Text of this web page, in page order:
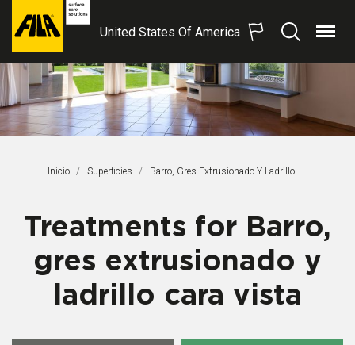
FILA
Solutions
S.p.A.
SB
United States Of America
BuscarMenú
Inicio Superficies Página Actual:
Barro, Gres Extrusionado Y Ladrillo Cara Vista
Treatments for Barro,
gres extrusionado y
ladrillo cara vista